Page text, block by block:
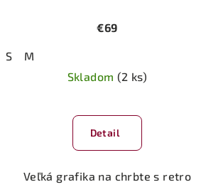
€69
S
M
Skladom (2 ks)
Detail
Veľká grafika na chrbte s retro